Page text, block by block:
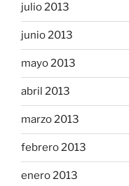
julio 2013
junio 2013
mayo 2013
abril 2013
marzo 2013
febrero 2013
enero 2013